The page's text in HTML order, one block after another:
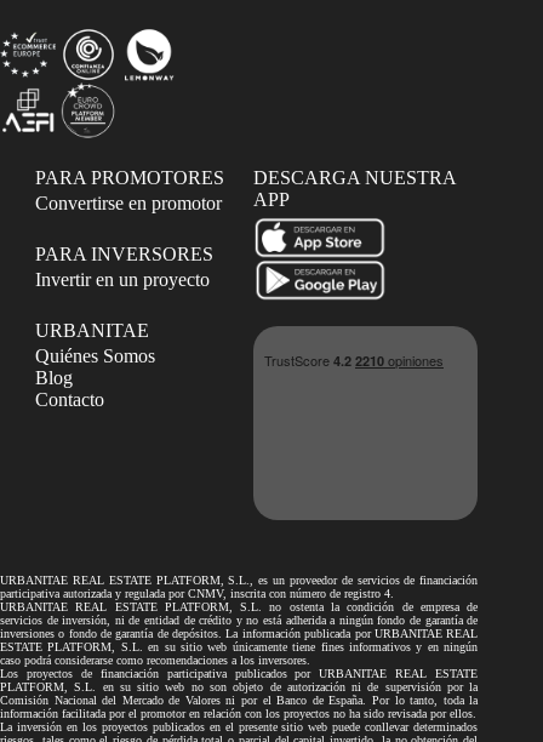
PARA PROMOTORES
Convertirse en promotor
PARA INVERSORES
Invertir en un proyecto
URBANITAE
Quiénes Somos
Blog
Contacto
DESCARGA NUESTRA
APP
URBANITAE REAL ESTATE PLATFORM, S.L., es un proveedor de servicios de financiación
participativa autorizada y regulada por CNMV, inscrita con número de registro 4.
URBANITAE REAL ESTATE PLATFORM, S.L. no ostenta la condición de empresa de
servicios de inversión, ni de entidad de crédito y no está adherida a ningún fondo de garantía de
inversiones o fondo de garantía de depósitos. La información publicada por URBANITAE REAL
ESTATE PLATFORM, S.L. en su sitio web únicamente tiene fines informativos y en ningún
caso podrá considerarse como recomendaciones a los inversores.
Los proyectos de financiación participativa publicados por URBANITAE REAL ESTATE
PLATFORM, S.L. en su sitio web no son objeto de autorización ni de supervisión por la
Comisión Nacional del Mercado de Valores ni por el Banco de España. Por lo tanto, toda la
información facilitada por el promotor en relación con los proyectos no ha sido revisada por ellos.
La inversión en los proyectos publicados en el presente sitio web puede conllevar determinados